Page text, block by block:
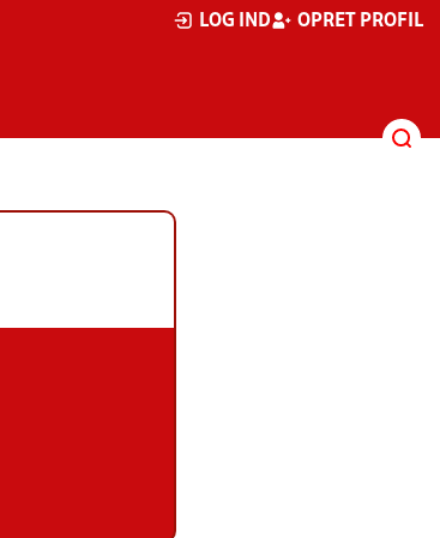
LOG IND OPRET PROFIL